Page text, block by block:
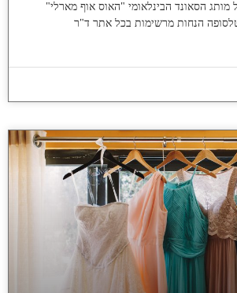
מותג הסאונד הבינלאומי "האוס אוף מארלי"
הנחות מרשימות בכל אתר ד"ר